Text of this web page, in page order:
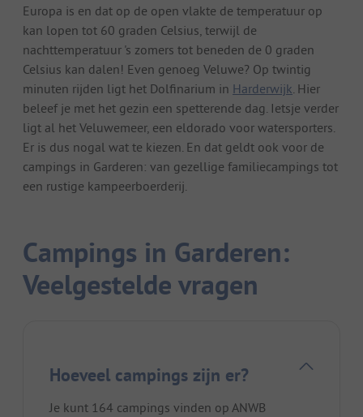
Europa is en dat op de open vlakte de temperatuur op
kan lopen tot 60 graden Celsius, terwijl de
nachttemperatuur 's zomers tot beneden de 0 graden
Celsius kan dalen! Even genoeg Veluwe? Op twintig
minuten rijden ligt het Dolfinarium in Harderwijk . Hier
beleef je met het gezin een spetterende dag. Ietsje verder
ligt al het Veluwemeer, een eldorado voor watersporters.
Er is dus nogal wat te kiezen. En dat geldt ook voor de
campings in Garderen: van gezellige familiecampings tot
een rustige kampeerboerderij.
Campings in Garderen:
Veelgestelde vragen
Hoeveel campings zijn er?
Je kunt 164 campings vinden op ANWB